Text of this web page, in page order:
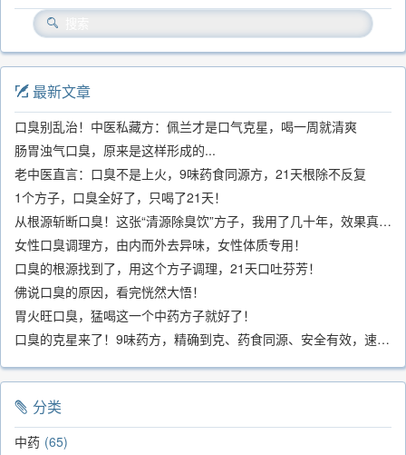
最新文章
口臭别乱治！中医私藏方：佩兰才是口气克星，喝一周就清爽
肠胃浊气口臭，原来是这样形成的...
老中医直言：口臭不是上火，9味药食同源方，21天根除不反复
1个方子，口臭全好了，只喝了21天！
从根源斩断口臭！这张“清源除臭饮”方子，我用了几十年，效果真不错
女性口臭调理方，由内而外去异味，女性体质专用！
口臭的根源找到了，用这个方子调理，21天口吐芬芳！
佛说口臭的原因，看完恍然大悟！
胃火旺口臭，猛喝这一个中药方子就好了！
口臭的克星来了！9味药方，精确到克、药食同源、安全有效，速看！
分类
中药 65